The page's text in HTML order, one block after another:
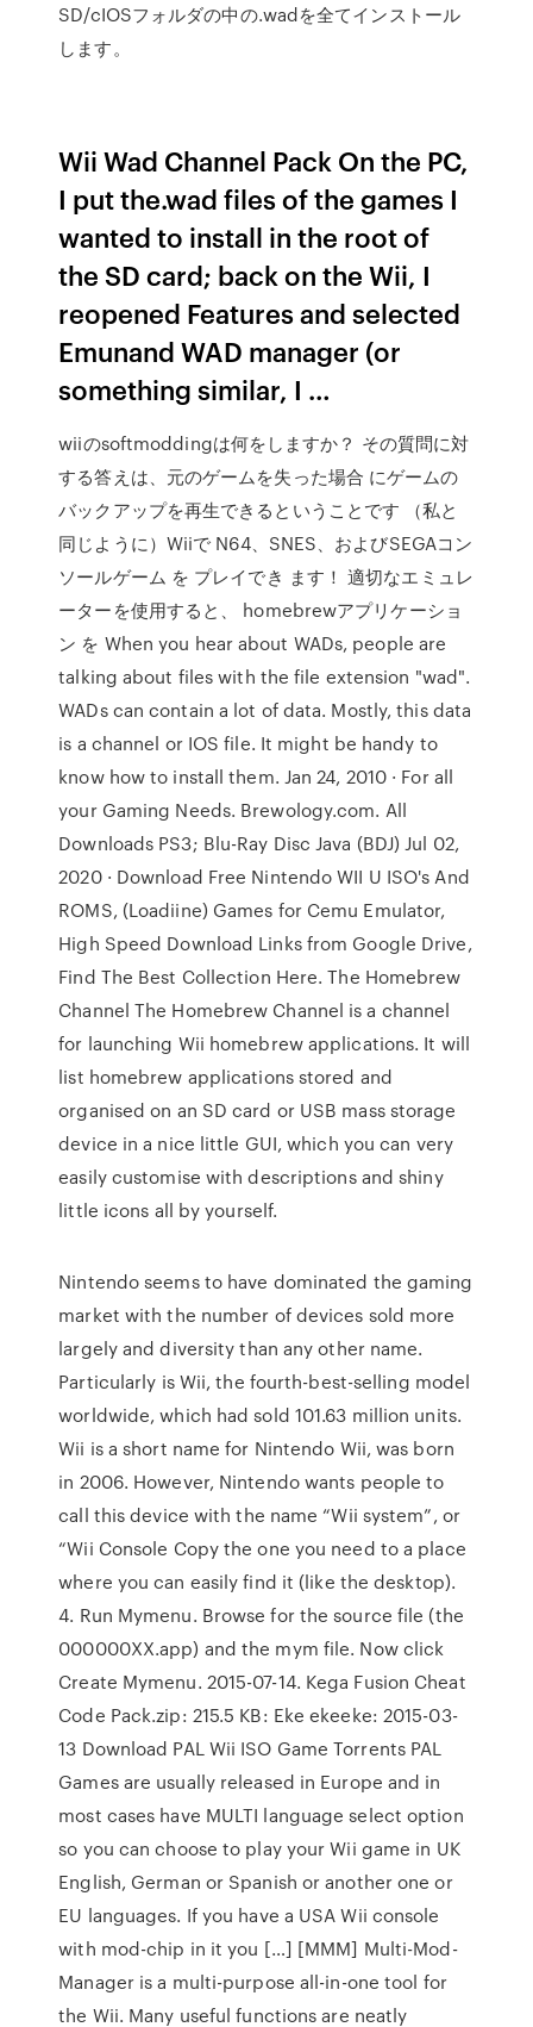
SD/cIOSフォルダの中の.wadを全てインストール
します。
Wii Wad Channel Pack On the PC,
I put the.wad files of the games I
wanted to install in the root of
the SD card; back on the Wii, I
reopened Features and selected
Emunand WAD manager (or
something similar, I …
wiiのsoftmoddingは何をしますか？ その質問に対
する答えは、元のゲームを失った場合 にゲームの
バックアップを再生できるということです （私と
同じように）Wiiで N64、SNES、およびSEGAコン
ソールゲーム を プレイでき ます！ 適切なエミュレ
ーターを使用すると、 homebrewアプリケーショ
ン を When you hear about WADs, people are
talking about files with the file extension "wad".
WADs can contain a lot of data. Mostly, this data
is a channel or IOS file. It might be handy to
know how to install them. Jan 24, 2010 · For all
your Gaming Needs. Brewology.com. All
Downloads PS3; Blu-Ray Disc Java (BDJ) Jul 02,
2020 · Download Free Nintendo WII U ISO's And
ROMS, (Loadiine) Games for Cemu Emulator,
High Speed Download Links from Google Drive,
Find The Best Collection Here. The Homebrew
Channel The Homebrew Channel is a channel
for launching Wii homebrew applications. It will
list homebrew applications stored and
organised on an SD card or USB mass storage
device in a nice little GUI, which you can very
easily customise with descriptions and shiny
little icons all by yourself.
Nintendo seems to have dominated the gaming
market with the number of devices sold more
largely and diversity than any other name.
Particularly is Wii, the fourth-best-selling model
worldwide, which had sold 101.63 million units.
Wii is a short name for Nintendo Wii, was born
in 2006. However, Nintendo wants people to
call this device with the name “Wii system”, or
“Wii Console Copy the one you need to a place
where you can easily find it (like the desktop).
4. Run Mymenu. Browse for the source file (the
000000XX.app) and the mym file. Now click
Create Mymenu. 2015-07-14. Kega Fusion Cheat
Code Pack.zip: 215.5 KB: Eke ekeeke: 2015-03-
13 Download PAL Wii ISO Game Torrents PAL
Games are usually released in Europe and in
most cases have MULTI language select option
so you can choose to play your Wii game in UK
English, German or Spanish or another one or
EU languages. If you have a USA Wii console
with mod-chip in it you […] [MMM] Multi-Mod-
Manager is a multi-purpose all-in-one tool for
the Wii. Many useful functions are neatly